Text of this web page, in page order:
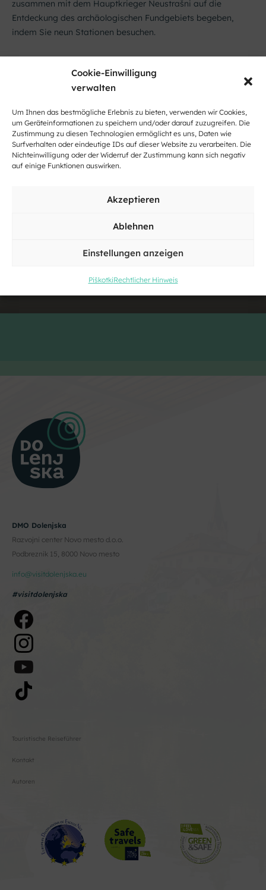
Cookie-Einwilligung
verwalten
Um Ihnen das bestmögliche Erlebnis zu bieten, verwenden wir Cookies,
um Geräteinformationen zu speichern und/oder darauf zuzugreifen. Die
Zustimmung zu diesen Technologien ermöglicht es uns, Daten wie
Surfverhalten oder eindeutige IDs auf dieser Website zu verarbeiten. Die
Nichteinwilligung oder der Widerruf der Zustimmung kann sich negativ
auf einige Funktionen auswirken.
Akzeptieren
Ablehnen
Einstellungen anzeigen
PiškotkiRechtlicher Hinweis
zusammen mit dem Hauptkrieger Neustrašni auf die
Entdeckung des archäologischen Fundgebiets begeben,
indem Sie neun Stationen besuchen.
DMO Dolenjska
Razvojni center Novo mesto d.o.o.
Podbreznik 15, 8000 Novo mesto
info@visitdolenjska.eu
#visitdolenjska
Touristische Reiseführer
Kontakt
Autoren